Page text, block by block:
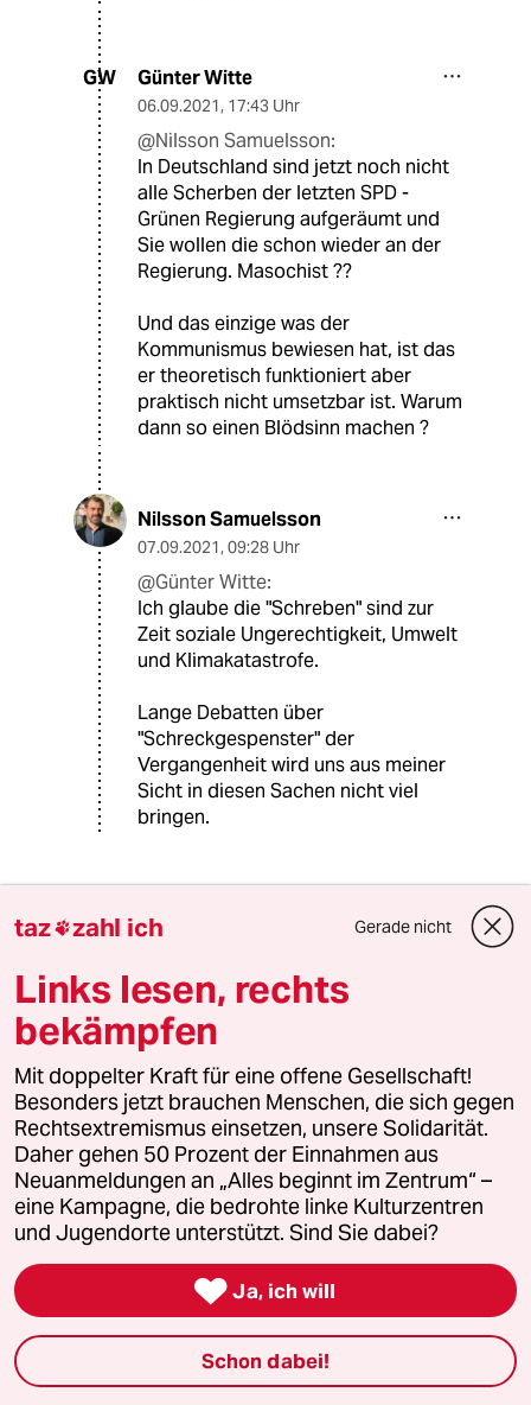
GW Günter Witte
06.09.2021, 17:43 Uhr
@Nilsson Samuelsson:
In Deutschland sind jetzt noch nicht
alle Scherben der letzten SPD -
Grünen Regierung aufgeräumt und
Sie wollen die schon wieder an der
Regierung. Masochist ??
Und das einzige was der
Kommunismus bewiesen hat, ist das
er theoretisch funktioniert aber
praktisch nicht umsetzbar ist. Warum
dann so einen Blödsinn machen ?
Nilsson Samuelsson
07.09.2021, 09:28 Uhr
@Günter Witte:
Ich glaube die "Schreben" sind zur
Zeit soziale Ungerechtigkeit, Umwelt
und Klimakatastrofe.
Lange Debatten über
"Schreckgespenster" der
Vergangenheit wird uns aus meiner
Sicht in diesen Sachen nicht viel
bringen.
06.09.2021
Helmut Kohl wäre heute in der Linkspartei.
Kaboom
06.09.2021,17:07 Uhr
@Bernd Berndner:
LOL, Sowas kann nur jemand
schreiben, der die Zeit nicht erlebt,
oder vergessen hat.
Yossarian
06.09.2021,14:03 Uhr
@Bernd Berndner:
Der is gut. Gibt's denn nicht schon
taz zahl ich Gerade nicht
Links lesen, rechts
bekämpfen
Mit doppelter Kraft für eine offene Gesellschaft!
Besonders jetzt brauchen Menschen, die sich gegen
Rechtsextremismus einsetzen, unsere Solidarität.
Daher gehen 50 Prozent der Einnahmen aus
Neuanmeldungen an „Alles beginnt im Zentrum“ –
eine Kampagne, die bedrohte linke Kulturzentren
und Jugendorte unterstützt. Sind Sie dabei?
 Ja, ich will
Schon dabei!